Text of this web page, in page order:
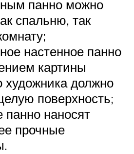
панно можно
спальню, так
настенное панно
картины
художника должно
поверхность;
панно наносят
прочные